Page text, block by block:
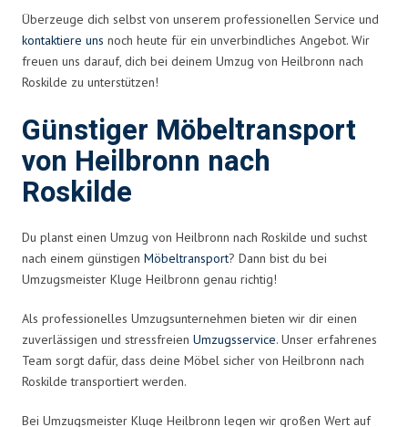
Überzeuge dich selbst von unserem professionellen Service und
kontaktiere uns noch heute für ein unverbindliches Angebot. Wir
freuen uns darauf, dich bei deinem Umzug von Heilbronn nach
Roskilde zu unterstützen!
Günstiger Möbeltransport
von Heilbronn nach
Roskilde
Du planst einen Umzug von Heilbronn nach Roskilde und suchst
nach einem günstigen Möbeltransport? Dann bist du bei
Umzugsmeister Kluge Heilbronn genau richtig!
Als professionelles Umzugsunternehmen bieten wir dir einen
zuverlässigen und stressfreien Umzugsservice. Unser erfahrenes
Team sorgt dafür, dass deine Möbel sicher von Heilbronn nach
Roskilde transportiert werden.
Bei Umzugsmeister Kluge Heilbronn legen wir großen Wert auf